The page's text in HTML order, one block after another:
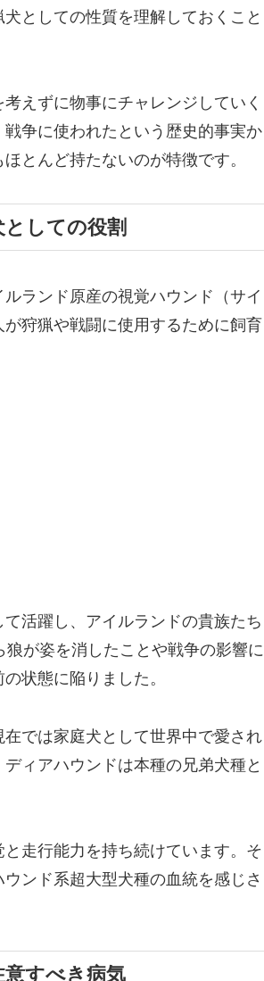
としての性質を理解しておくこと
えずに物事にチャレンジしていく
争に使われたという歴史的事実か
とんど持たないのが特徴です。
しての役割
ランド原産の視覚ハウンド（サイ
狩猟や戦闘に使用するために飼育
活躍し、アイルランドの貴族たち
が姿を消したことや戦争の影響に
状態に陥りました。
では家庭犬として世界中で愛され
ィアハウンドは本種の兄弟犬種と
走行能力を持ち続けています。そ
ンド系超大型犬種の血統を感じさ
すべき病気